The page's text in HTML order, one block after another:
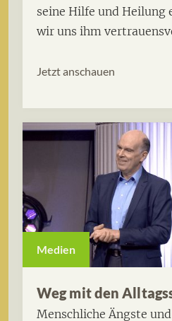
seine Hilfe und Heilung
wir uns ihm
Jetzt anschauen
Medien
Weg mit den
Menschliche Ängste